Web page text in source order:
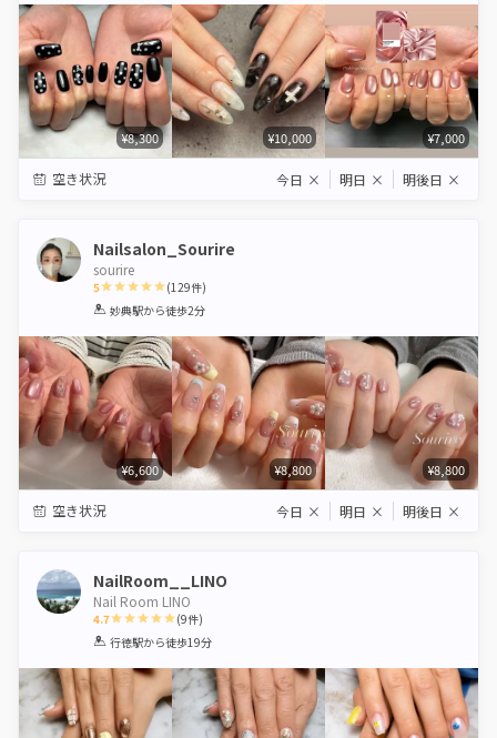
¥8,300 ¥10,000 ¥7,000
空き状況 今日 × 明日 × 明後日 ×
Nailsalon_Sourire
sourire
5
1 2 3 4 5
(129件)
妙典駅から徒歩2分
¥6,600 ¥8,800 ¥8,800
空き状況 今日 × 明日 × 明後日 ×
NailRoom__LINO
Nail Room LINO
4.7
1 2 3 4 5
(9件)
行徳駅から徒歩19分